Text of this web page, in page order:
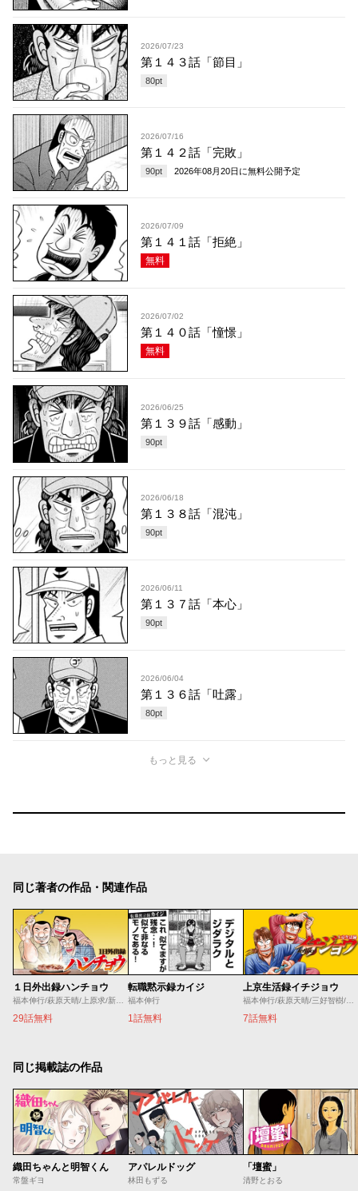
2026/07/23
第１４３話「節目」
80pt
2026/07/16
第１４２話「完敗」
90pt 2026年08月20日 に無料公開予定
2026/07/09
第１４１話「拒絶」
無料
2026/07/02
第１４０話「憧憬」
無料
2026/06/25
第１３９話「感動」
90pt
2026/06/18
第１３８話「混沌」
90pt
2026/06/11
第１３７話「本心」
90pt
2026/06/04
第１３６話「吐露」
80pt
もっと見る
同じ著者の作品・関連作品
１日外出録ハンチョウ
29話無料
転職黙示録カイジ
福本伸行
1話無料
上京生活録イチジョウ
7話無料
同じ掲載誌の作品
織田ちゃんと明智くん
常盤ギヨ
アパレルドッグ
林田もずる
「壇蜜」
清野とおる